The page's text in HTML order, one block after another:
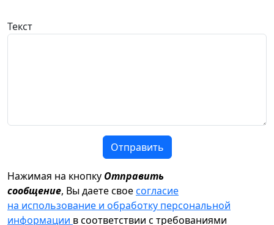
Текст
Отправить
Нажимая на кнопку Отправить
сообщение, Вы даете своесогласие
на использование и обработку персональной
информации в соответствии с требованиями